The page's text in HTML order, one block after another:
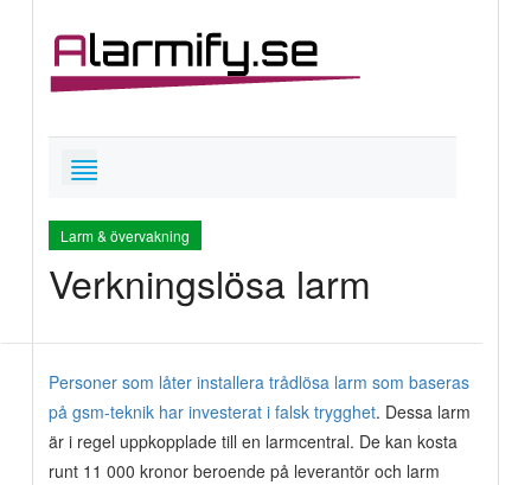
Larm & övervakning
Verkningslösa larm
Personer som låter installera trådlösa larm som baseras
på gsm-teknik har investerat i falsk trygghet. Dessa larm
är i regel uppkopplade till en larmcentral. De kan kosta
runt 11 000 kronor beroende på leverantör och larm